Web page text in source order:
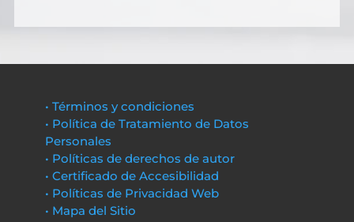
• Términos y condiciones
• Política de Tratamiento de Datos
Personales
• Políticas de derechos de autor
• Certificado de Accesibilidad
• Políticas de Privacidad Web
• Mapa del Sitio